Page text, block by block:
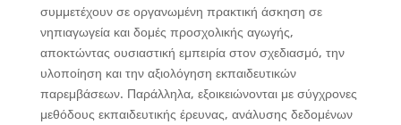
συμμετέχουν σε οργανωμένη πρακτική άσκηση σε
νηπιαγωγεία και δομές προσχολικής αγωγής,
αποκτώντας ουσιαστική εμπειρία στον σχεδιασμό, την
υλοποίηση και την αξιολόγηση εκπαιδευτικών
παρεμβάσεων. Παράλληλα, εξοικειώνονται με σύγχρονες
μεθόδους εκπαιδευτικής έρευνας, ανάλυσης δεδομένων